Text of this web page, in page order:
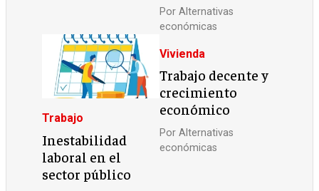
Por Alternativas
económicas
Trabajo
Inestabilidad
laboral en el
sector público
Vivienda
Trabajo decente y
crecimiento
económico
Por Alternativas
económicas